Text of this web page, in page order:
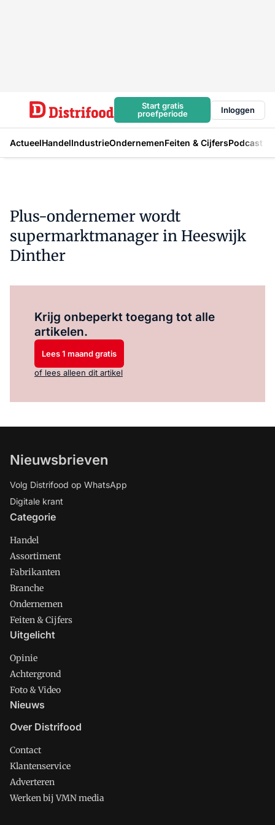
Start gratis
proefperiode
Inloggen
ActueelHandelIndustrieOndernemenFeiten & CijfersPodcast
Plus-ondernemer wordt
supermarktmanager in Heeswijk
Dinther
Krijg onbeperkt toegang tot alle
artikelen.
Lees 1 maand gratis
of lees alleen dit artikel
Nieuwsbrieven
Volg Distrifood op WhatsApp
Digitale krant
Categorie
Handel
Assortiment
Fabrikanten
Branche
Ondernemen
Feiten & Cijfers
Uitgelicht
Opinie
Achtergrond
Foto & Video
Nieuws
Over Distrifood
Contact
Klantenservice
Adverteren
Werken bij VMN media